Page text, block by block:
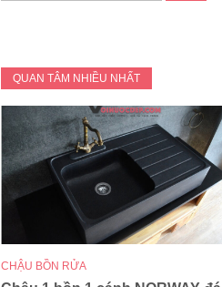
QUAN TÂM NHIỀU NHẤT
CHẬU BỒN RỬA